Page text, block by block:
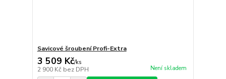
Savicové šroubení Profi-Extra
3 509 Kč/ks
2 900 Kč bez DPH Není skladem